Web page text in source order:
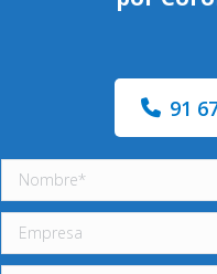
91